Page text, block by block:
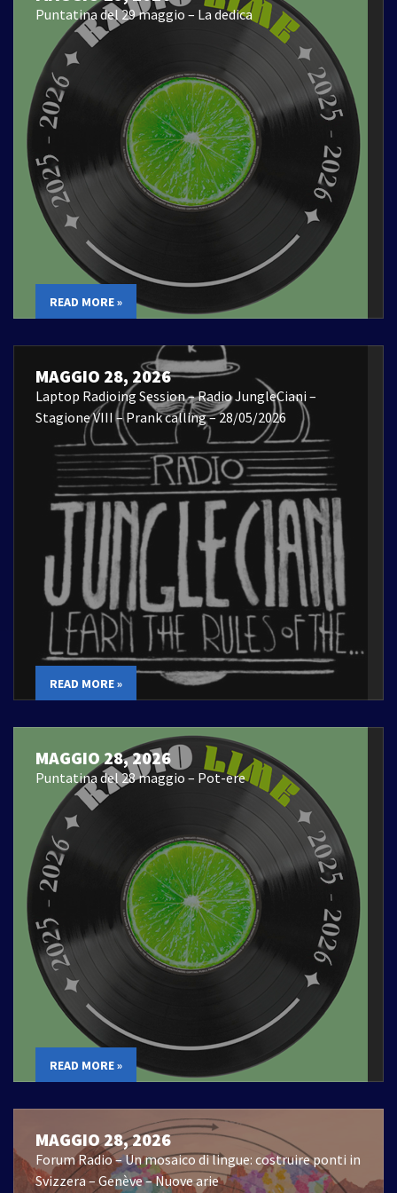
Puntatina del 29 maggio – La dedica
READ MORE »
MAGGIO 28, 2026
Laptop Radioing Session – Radio JungleCiani –
Stagione VIII – Prank calling – 28/05/2026
READ MORE »
MAGGIO 28, 2026
Puntatina del 28 maggio – Pot-ere
READ MORE »
MAGGIO 28, 2026
Forum Radio – Un mosaico di lingue: costruire ponti in
Svizzera – Genève – Nuove arie